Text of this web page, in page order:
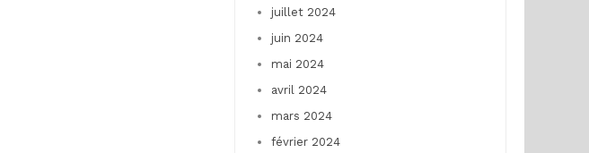
juillet 2024
juin 2024
mai 2024
avril 2024
mars 2024
février 2024